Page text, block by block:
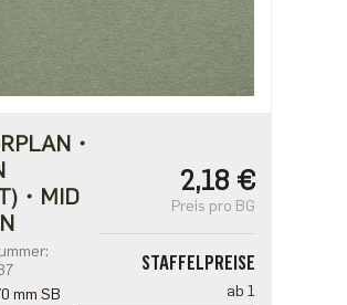
・
・MID
mm SB
2,18 €
Preis pro BG
STAFFELPREISE
ab 1